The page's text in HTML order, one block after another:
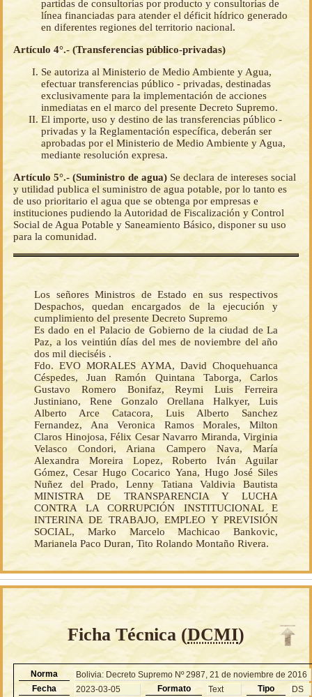
partidas de consultorías por producto y consultorías de
línea financiadas para atender el déficit hídrico generado
en diferentes regiones del territorio nacional.
Artículo 4°.- (Transferencias público-privadas)
Se autoriza al Ministerio de Medio Ambiente y Agua,
efectuar transferencias público - privadas, destinadas
exclusivamente para la implementación de acciones
inmediatas en el marco del presente Decreto Supremo.
El importe, uso y destino de las transferencias público -
privadas y la Reglamentación específica, deberán ser
aprobadas por el Ministerio de Medio Ambiente y Agua,
mediante resolución expresa.
Artículo 5°.- (Suministro de agua) Se declara de intereses social
y utilidad publica el suministro de agua potable, por lo tanto es
de uso prioritario el agua que se obtenga por empresas e
instituciones pudiendo la Autoridad de Fiscalización y Control
Social de Agua Potable y Saneamiento Básico, disponer su uso
para la comunidad.
Los señores Ministros de Estado en sus respectivos
Despachos, quedan encargados de la ejecución y
cumplimiento del presente Decreto Supremo
Es dado en el Palacio de Gobierno de la ciudad de La
Paz, a los veintiún días del mes de noviembre del año
dos mil dieciséis .
Fdo. EVO MORALES AYMA, David Choquehuanca
Céspedes, Juan Ramón Quintana Taborga, Carlos
Gustavo Romero Bonifaz, Reymi Luis Ferreira
Justiniano, Rene Gonzalo Orellana Halkyer, Luis
Alberto Arce Catacora, Luis Alberto Sanchez
Fernandez, Ana Veronica Ramos Morales, Milton
Claros Hinojosa, Félix Cesar Navarro Miranda, Virginia
Velasco Condori, Ariana Campero Nava, María
Alexandra Moreira Lopez, Roberto Iván Aguilar
Gómez, Cesar Hugo Cocarico Yana, Hugo José Siles
Nuñez del Prado, Lenny Tatiana Valdivia Bautista
MINISTRA DE TRANSPARENCIA Y LUCHA
CONTRA LA CORRUPCIÓN INSTITUCIONAL E
INTERINA DE TRABAJO, EMPLEO Y PREVISIÓN
SOCIAL, Marko Marcelo Machicao Bankovic,
Marianela Paco Duran, Tito Rolando Montaño Rivera.
Ficha Técnica (DCMI)
Norma
Bolivia: Decreto Supremo Nº 2987, 21 de noviembre de 2016
Fecha
2023-03-05 Formato Text Tipo
DS